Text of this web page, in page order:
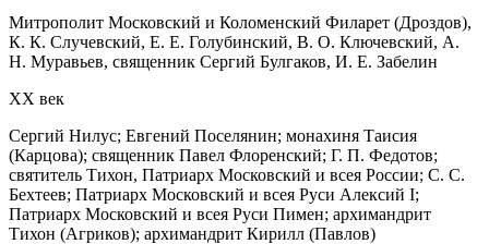
Митрополит Московский и Коломенский Филарет (Дроздов),
К. К. Случевский, Е. Е. Голубинский, В. О. Ключевский, А.
Н. Муравьев, священник Сергий Булгаков, И. Е. Забелин
XX век
Сергий Нилус; Евгений Поселянин; монахиня Таисия
(Карцова); священник Павел Флоренский; Г. П. Федотов;
святитель Тихон, Патриарх Московский и всея России; С. С.
Бехтеев; Патриарх Московский и всея Руси Алексий I;
Патриарх Московский и всея Руси Пимен; архимандрит
Тихон (Агриков); архимандрит Кирилл (Павлов)